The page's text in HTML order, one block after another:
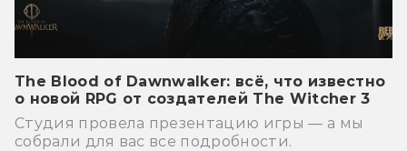
The Blood of Dawnwalker: всё, что известно
о новой RPG от создателей The Witcher 3
Студия провела презентацию игры — а мы
собрали для вас все подробности.